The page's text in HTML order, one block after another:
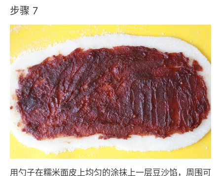
步骤 7
用勺子在糯米面皮上均匀的涂抹上一层豆沙馅，周围可